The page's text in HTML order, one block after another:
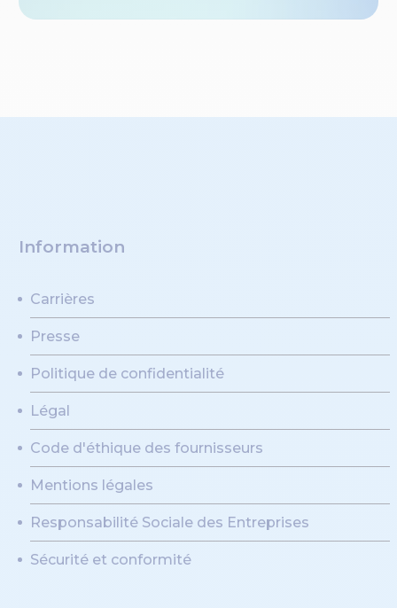
Information
Carrières
Presse
Politique de confidentialité
Légal
Code d'éthique des fournisseurs
Mentions légales
Responsabilité Sociale des Entreprises
Sécurité et conformité